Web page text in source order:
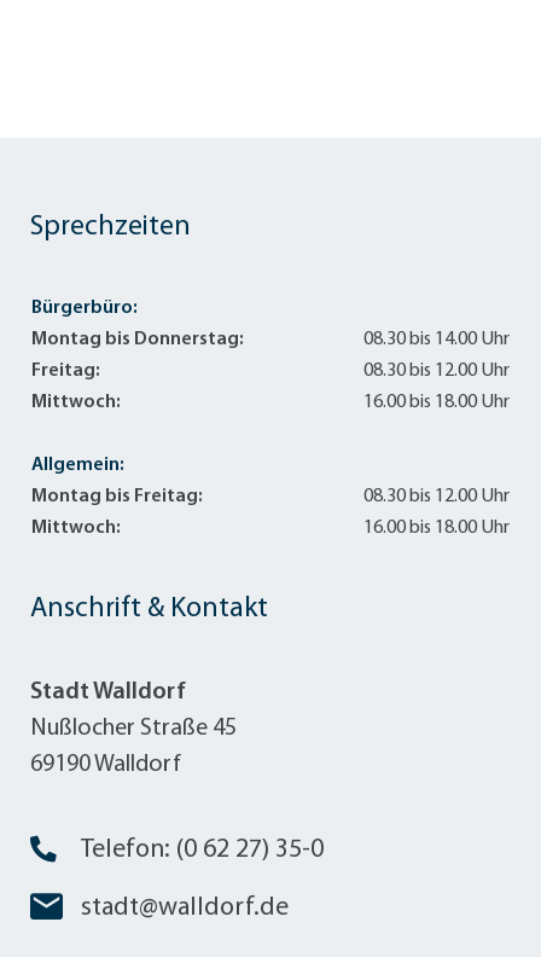
Anschrift & Kontakt
Stadt Walldorf
Nußlocher Straße 45
69190 Walldorf
Telefon: (0 62 27) 35-0
stadt@walldorf.de
Sprechzeiten
Bürgerbüro:
Montag bis Donnerstag:
08.30 bis 14.00 Uhr
Freitag:
08.30 bis 12.00 Uhr
Mittwoch:
16.00 bis 18.00 Uhr
Allgemein:
Montag bis Freitag:
08.30 bis 12.00 Uhr
Mittwoch:
16.00 bis 18.00 Uhr